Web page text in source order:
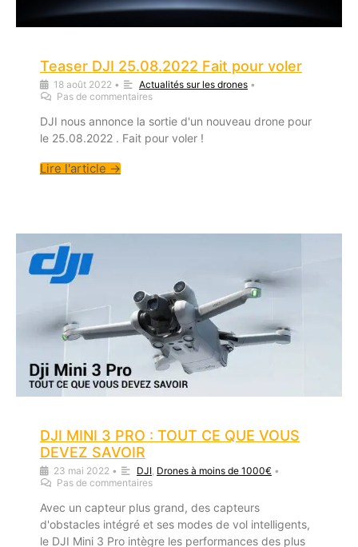
Teaser DJI 25.08.2022 Fait pour voler
18 août 2022 • Actualités sur les drones •
Pas de commentaires
DJI nous annonce la sortie d'un nouveau drone pour
le 25.08.2022 . Fait pour voler !
Lire l'article →
DJI MINI 3 PRO : TOUT CE QUE VOUS
DEVEZ SAVOIR
23 mai 2022 • DJI Drones à moins de 1000€ •
Pas de commentaires
Avec un capteur plus grand, des capteurs
d'obstacles intégré et ses modes de vol intelligents,
le DJI Mini 3 Pro intègre les performances des plus